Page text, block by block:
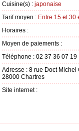
Cuisine(s) : japonaise
Tarif moyen : Entre 15 et 30
Horaires :
Moyen de paiements :
Téléphone : 02 37 36 07 19
Adresse : 8 rue Doct Michel
28000 Chartres
Site internet :